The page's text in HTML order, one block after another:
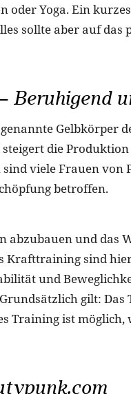
Yoga. Ein
sollte aber auf das
Beruhigend
Gelbkörper
die
viele Frauen von
betroffen.
abzubauen und das
Krafttraining sind
und
gilt: Das
Training ist